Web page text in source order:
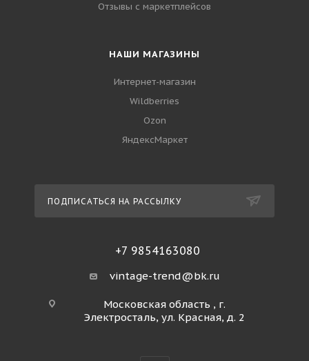
Отзывы с маркетплейсов
НАШИ МАГАЗИНЫ
Интернет-магазин
Wildberries
Ozon
ЯндексМаркет
ПОДПИСАТЬСЯ НА РАССЫЛКУ
+7 9854163080
vintage-trend@bk.ru
Московская область , г.
Электросталь, ул. Красная, д. 2